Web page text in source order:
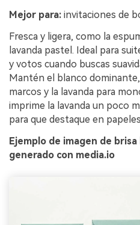
Mejor para: invitaciones de
Fresca y ligera, como la
lavanda pastel. Ideal para
y votos cuando buscas
Mantén el blanco
marcos y la lavanda para
imprime la lavanda un poco
para que destaque en
Ejemplo de imagen de
generado con media.io